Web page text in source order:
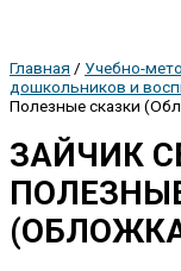
Главная / Учебно-
дошкольников и
Полезные сказки
ЗАЙЧИК